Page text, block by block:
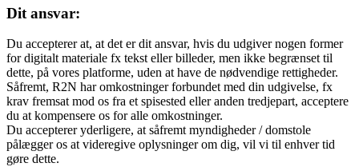
Dit ansvar:
Du accepterer at, at det er dit ansvar, hvis du udgiver nogen former
for digitalt materiale fx tekst eller billeder, men ikke begrænset til
dette, på vores platforme, uden at have de nødvendige rettigheder.
Såfremt, R2N har omkostninger forbundet med din udgivelse, fx
krav fremsat mod os fra et spisested eller anden tredjepart, acceptere
du at kompensere os for alle omkostninger.
Du accepterer yderligere, at såfremt myndigheder / domstole
pålægger os at videregive oplysninger om dig, vil vi til enhver tid
gøre dette.